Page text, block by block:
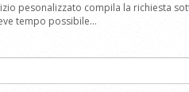
pesonalizzato compila la richiesta
tempo possibile...